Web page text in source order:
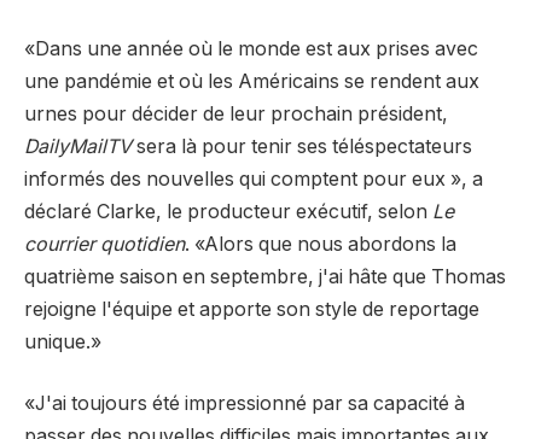
«Dans une année où le monde est aux prises avec
une pandémie et où les Américains se rendent aux
urnes pour décider de leur prochain président,
DailyMailTVsera là pour tenir ses téléspectateurs
informés des nouvelles qui comptent pour eux », a
déclaré Clarke, le producteur exécutif, selon Le
courrier quotidien. «Alors que nous abordons la
quatrième saison en septembre, j'ai hâte que Thomas
rejoigne l'équipe et apporte son style de reportage
unique.»
«J'ai toujours été impressionné par sa capacité à